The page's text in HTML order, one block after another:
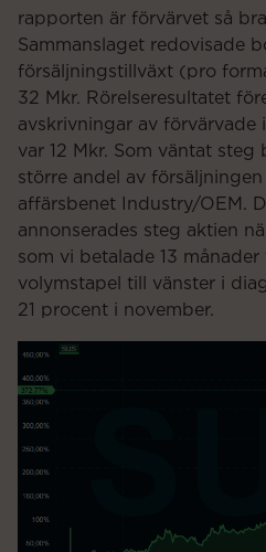
rapporten är förvärvet så
Sammanslaget redovisade
försäljningstillväxt (pro
32 Mkr. Rörelseresultatet
avskrivningar av förvärvade
var 12 Mkr. Som väntat
större andel av
affärsbenet Industry/OEM.
annonserades steg aktien
som vi betalade 13
volymstapel till vänster i
21 procent i november.